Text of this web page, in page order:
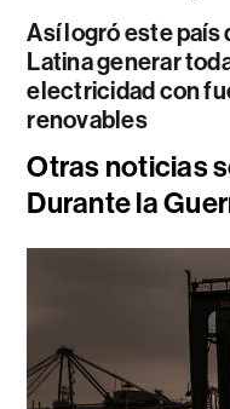
Así logró este país
Latina generar
electricidad con
renovables
Otras noticias
Durante la